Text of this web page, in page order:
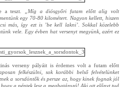
a teszt. „Míg a diósgyőri futam előtt alig volt
egy 70-80 kilométert. Nagyon kellett, hiszen
más, így ezt is ’be kell lakni’. Sokkal közelebb
vele. Egy évben hat versenyt megyünk, azért ez
verseny pályáit is érdemes volt a futam előtt
felkészülni, sok korábbi belső felvételünket
a sorsdöntők és persze az, hogy kinek fognak jól
a péntek lesz a meghatározó! Aki ott előnyt tud